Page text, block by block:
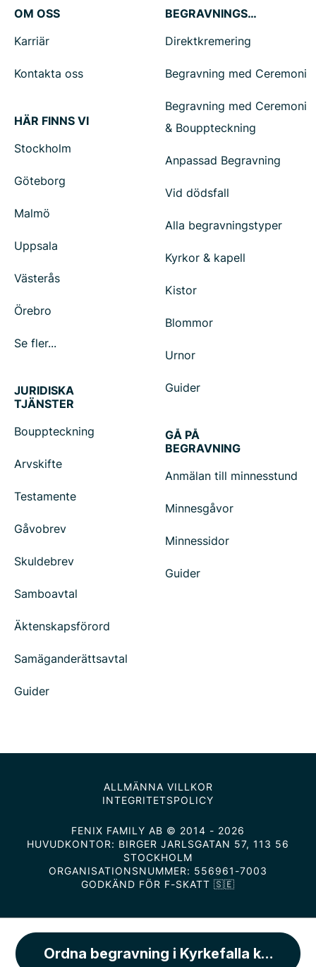
Ordna begravning i Kyrkefalla kyrka
OM OSS
Karriär
Kontakta oss
HÄR FINNS VI
Stockholm
Göteborg
Malmö
Uppsala
Västerås
Örebro
Se fler...
BEGRAVNINGSTJÄNSTER
Direktkremering
Begravning med Ceremoni
Begravning med Ceremoni
& Bouppteckning
Anpassad Begravning
Vid dödsfall
Alla begravningstyper
Kyrkor & kapell
Kistor
Blommor
Urnor
Guider
JURIDISKA
TJÄNSTER
Bouppteckning
Arvskifte
Testamente
Gåvobrev
Skuldebrev
Samboavtal
Äktenskapsförord
Samäganderättsavtal
Guider
GÅ PÅ
BEGRAVNING
Anmälan till minnesstund
Minnesgåvor
Minnessidor
Guider
ALLMÄNNA VILLKOR
INTEGRITETSPOLICY
FENIX FAMILY AB © 2014 - 2026
HUVUDKONTOR: BIRGER JARLSGATAN 57, 113 56
STOCKHOLM
ORGANISATIONSNUMMER: 556961-7003
GODKÄND FÖR F-SKATT 🇸🇪